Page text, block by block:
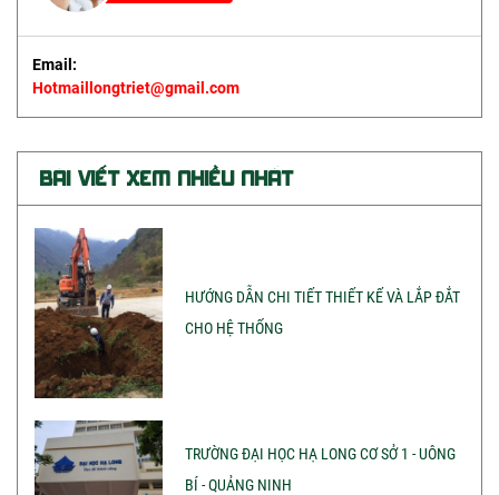
Email:
Hotmaillongtriet@gmail.com
BÀI VIẾT XEM NHIỀU NHẤT
HƯỚNG DẪN CHI TIẾT THIẾT KẾ VÀ LẮP ĐẮT
CHO HỆ THỐNG
TRƯỜNG ĐẠI HỌC HẠ LONG CƠ SỞ 1 - UÔNG
BÍ - QUẢNG NINH